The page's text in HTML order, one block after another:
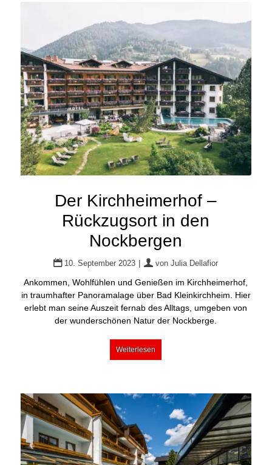
Der Kirchheimerhof –
Rückzugsort in den
Nockbergen
10. September 2023 | vonJulia Dellafior
Ankommen, Wohlfühlen und Genießen im Kirchheimerhof,
in traumhafter Panoramalage über Bad Kleinkirchheim. Hier
erlebt man seine Auszeit fernab des Alltags, umgeben von
der wunderschönen Natur der Nockberge.
Weiterlesen